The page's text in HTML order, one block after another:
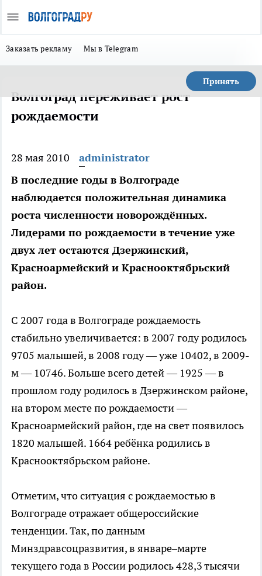
Заказать рекламу Мы в Telegram
Принять
Волгоград переживает рост
рождаемости
28 мая 2010
administrator
В последние годы в Волгограде
наблюдается положительная динамика
роста численности новорождённых.
Лидерами по рождаемости в течение уже
двух лет остаются Дзержинский,
Красноармейский и Краснооктябрьский
район.
С 2007 года в Волгограде рождаемость
стабильно увеличивается: в 2007 году родилось
9705 малышей, в 2008 году — уже 10402, в 2009-
м — 10746. Больше всего детей — 1925 — в
прошлом году родилось в Дзержинском районе,
на втором месте по рождаемости —
Красноармейский район, где на свет появилось
1820 малышей. 1664 ребёнка родились в
Краснооктябрьском районе.
Отметим, что ситуация с рождаемостью в
Волгограде отражает общероссийские
тенденции. Так, по данным
Минздравсоцразвития, в январе–марте
текущего года в России родилось 428,3 тысячи